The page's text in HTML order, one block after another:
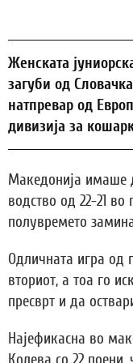
Женската
загуби од
натпревар од
дивизија за
Македонија имаше
водство од 22-21
полувремето
Одличната игра од
вториот, а тоа го
пресврт и да
Најефикасна во